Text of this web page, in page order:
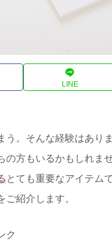
LINE
。そんな経験はあり
方もいるかもしれま
とても重要なアイテム
紹介します。
ク